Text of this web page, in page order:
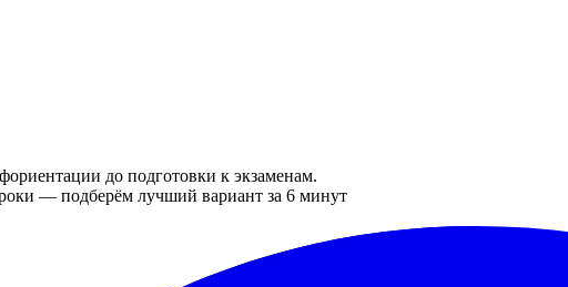
до подготовки к экзаменам.
— подберём лучший вариант за 6 минут